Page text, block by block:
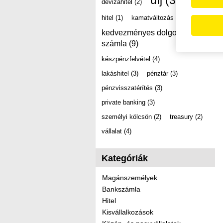
devizahitel (2)
hitel (1) kamatváltozás (2)
kedvezményes dolgozói
számla (9)
készpénzfelvétel (4)
lakáshitel (3) pénztár (3)
pénzvisszatérítés (3)
private banking (3)
személyi kölcsön (2) treasury (2)
vállalat (4)
Kategóriák
Magánszemélyek
Bankszámla
Hitel
Kisvállalkozások